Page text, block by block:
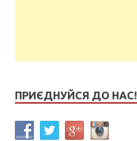
ПРИЄДНУЙСЯ ДО НАС!